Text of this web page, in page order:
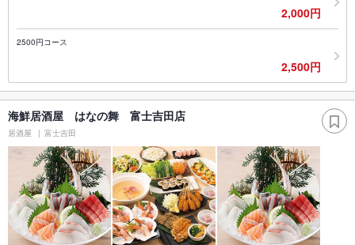
2,000円
2500円コース
2,500円
海鮮居酒屋 はなの舞 富士吉田店
居酒屋 富士吉田